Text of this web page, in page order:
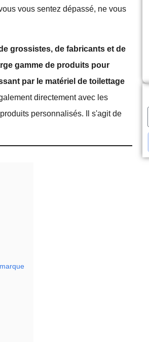
vous sentez dépassé, ne vous
grossistes, de fabricants et de
gamme de produits pour
par le matériel de toilettage
directement avec les
personnalisés. Il s'agit de